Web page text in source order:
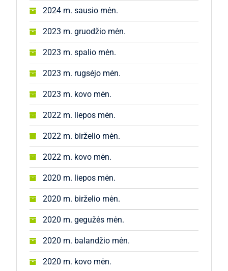
2024 m. sausio mėn.
2023 m. gruodžio mėn.
2023 m. spalio mėn.
2023 m. rugsėjo mėn.
2023 m. kovo mėn.
2022 m. liepos mėn.
2022 m. birželio mėn.
2022 m. kovo mėn.
2020 m. liepos mėn.
2020 m. birželio mėn.
2020 m. gegužės mėn.
2020 m. balandžio mėn.
2020 m. kovo mėn.